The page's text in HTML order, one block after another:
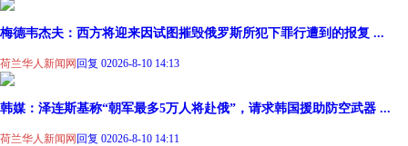
梅德韦杰夫：西方将迎来因试图摧毁俄罗斯所犯下罪行遭到的报复 ...
荷兰华人新闻网 回复 02026-8-10 14:13
韩媒：泽连斯基称“朝军最多5万人将赴俄”，请求韩国援助防空武器 ...
荷兰华人新闻网 回复 02026-8-10 14:11